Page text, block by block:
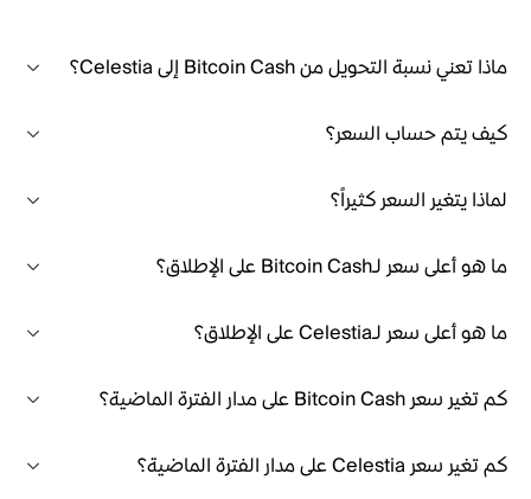
ماذا تعني نسبة التحويل من Bitcoin Cash إلى Celestia؟
كيف يتم حساب السعر؟
لماذا يتغير السعر كثيراً؟
ما هو أعلى سعر لـBitcoin Cash على الإطلاق؟
ما هو أعلى سعر لـCelestia على الإطلاق؟
كم تغير سعر Bitcoin Cash على مدار الفترة الماضية؟
كم تغير سعر Celestia على مدار الفترة الماضية؟